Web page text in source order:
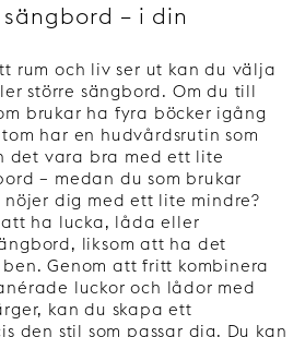
– i din
rum och liv ser ut kan du välja
större sängbord. Om du till
brukar ha fyra böcker igång
har en hudvårdsrutin som
det vara bra med ett lite
– medan du som brukar
nöjer dig med ett lite mindre?
ha lucka, låda eller
liksom att ha det
Genom att fritt kombinera
luckor och lådor med
kan du skapa ett
den stil som passar dig. Du kan